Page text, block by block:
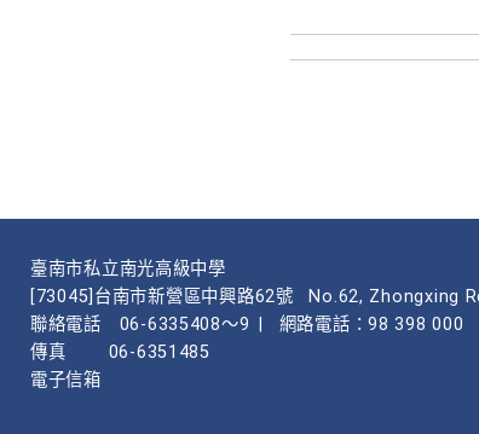
臺南市私立南光高級中學
[73045]台南市新營區中興路62號
No.62, Zhongxing
聯絡電話
06-6335408～9
網路電話：98 398 000
傳真
06-6351485
電子信箱